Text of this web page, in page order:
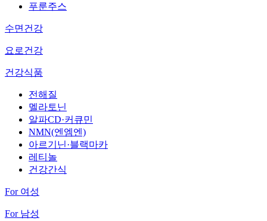
푸룬주스
수면건강
요로건강
건강식품
전해질
멜라토닌
알파CD·커큐민
NMN(엔엠엔)
아르기닌·블랙마카
레티놀
건강간식
For 여성
For 남성